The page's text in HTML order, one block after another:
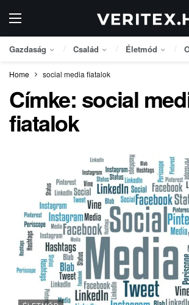
Gazdaság Család Életmód
Home social media fiatalok
Címke: social
fiatalok